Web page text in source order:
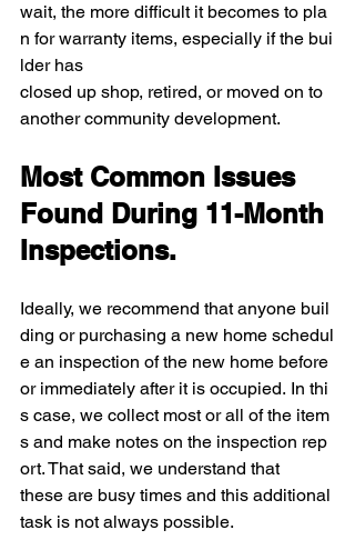
wait, the more difficult it becomes to pla
n for warranty items, especially if the bui
lder has
closed up shop, retired, or moved on to
another community development.
Most Common Issues
Found During 11-Month
Inspections.
Ideally, we recommend that anyone buil
ding or purchasing a new home schedul
e an inspection of the new home before
or immediately after it is occupied. In thi
s case, we collect most or all of the item
s and make notes on the inspection rep
ort. That said, we understand that
these are busy times and this additional
task is not always possible.